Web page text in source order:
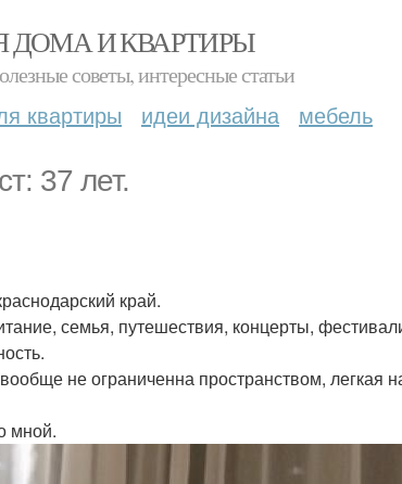
ДОМА И КВАРТИРЫ
советы, интересные статьи
квартиры идеи дизайна мебель
37 лет.
край.
семья, путешествия, концерты,
не ограниченна пространством,
мной.